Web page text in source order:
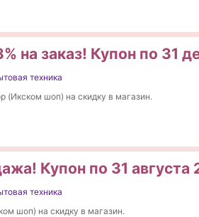
на заказ! Купон по 31
техника
(Икском шоп) на скидку в магазин.
Купон по 31 августа
техника
шоп) на скидку в магазин.